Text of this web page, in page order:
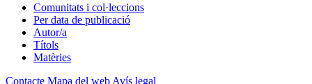
Comunitats i col·leccions
Per data de publicació
Autor/a
Títols
Matèries
Contacte Mapa del web Avís legal